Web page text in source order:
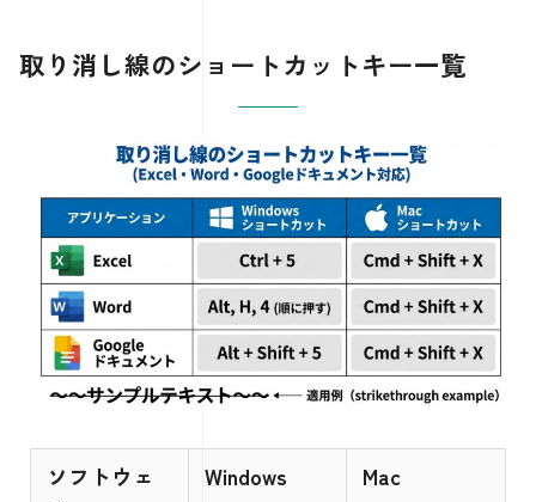
取り消し線のショートカットキー一覧
ソフトウェ
Windows Mac